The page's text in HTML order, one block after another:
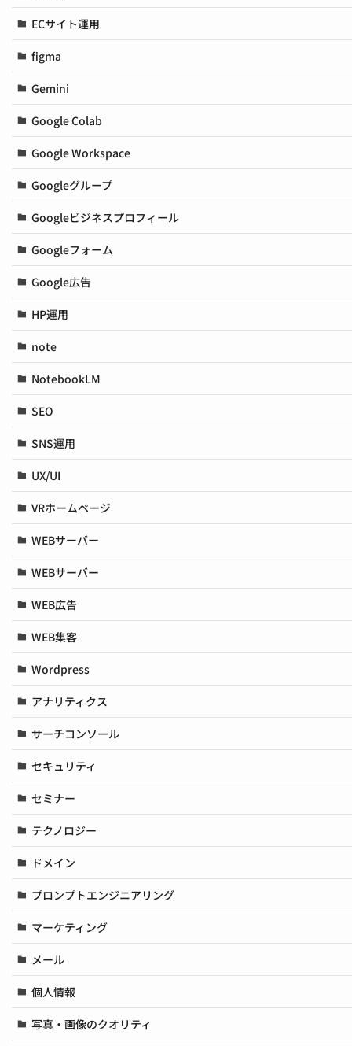
ECサイト運用
figma
Gemini
Google Colab
Google Workspace
Googleグループ
Googleビジネスプロフィール
Googleフォーム
Google広告
HP運用
note
NotebookLM
SEO
SNS運用
UX/UI
VRホームページ
WEBサーバー
WEBサーバー
WEB広告
WEB集客
Wordpress
アナリティクス
サーチコンソール
セキュリティ
セミナー
テクノロジー
ドメイン
プロンプトエンジニアリング
マーケティング
メール
個人情報
写真・画像のクオリティ